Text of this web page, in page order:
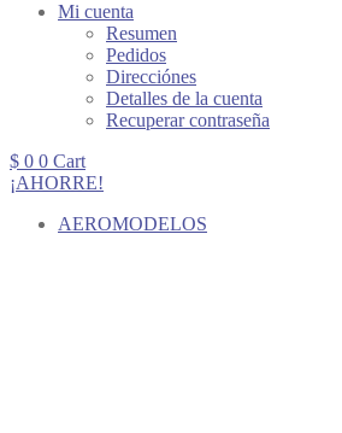
Mi cuenta
Resumen
Pedidos
Direcciónes
Detalles de la cuenta
Recuperar contraseña
$ 0 0 Cart
¡AHORRE!
AEROMODELOS